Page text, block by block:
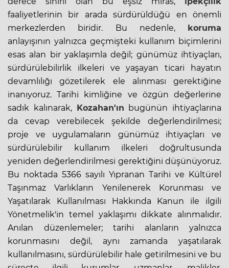
faaliyetlerinin bir arada sürdürüldüğü en önemli
merkezlerden biridir. Bu nedenle, koruma
anlayışının yalnızca geçmişteki kullanım biçimlerini
esas alan bir yaklaşımla değil; günümüz ihtiyaçları,
sürdürülebilirlik ilkeleri ve yaşayan ticari hayatın
devamlılığı gözetilerek ele alınması gerektiğine
inanıyoruz. Tarihi kimliğine ve özgün değerlerine
sadık kalınarak, Kozahan'ın bugünün ihtiyaçlarına
da cevap verebilecek şekilde değerlendirilmesi;
proje ve uygulamaların günümüz ihtiyaçları ve
sürdürülebilir kullanım ilkeleri doğrultusunda
yeniden değerlendirilmesi gerektiğini düşünüyoruz.
Bu noktada 5366 sayılı Yıpranan Tarihi ve Kültürel
Taşınmaz Varlıkların Yenilenerek Korunması ve
Yaşatılarak Kullanılması Hakkında Kanun ile ilgili
Yönetmelik'in temel yaklaşımı dikkate alınmalıdır.
Anılan düzenlemeler; tarihi alanların yalnızca
korunmasını değil, aynı zamanda yaşatılarak
kullanılmasını, sürdürülebilir hale getirilmesini ve bu